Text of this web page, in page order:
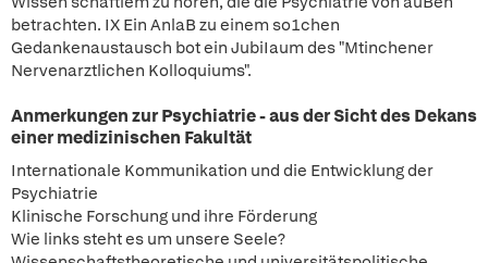
betrachten. IX Ein AnlaB zu einem so1chen
Gedankenaustausch bot ein JubiIaum des "Mtinchener
Nervenarztlichen Kolloquiums".
Anmerkungen zur Psychiatrie - aus der Sicht des Dekans
einer medizinischen Fakultät
Internationale Kommunikation und die Entwicklung der
Psychiatrie
Klinische Forschung und ihre Förderung
Wie links steht es um unsere Seele?